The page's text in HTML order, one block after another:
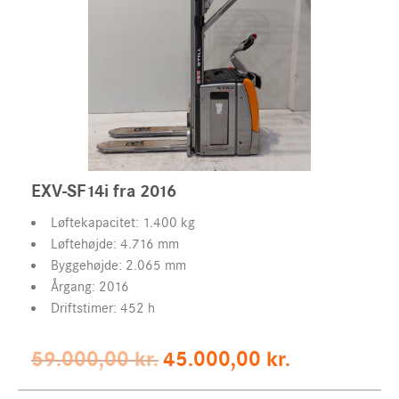
Adresselinje 2
Land
Bekræft e-mail
Din forespørgsel(Påkrævet)
Din forespørgsel(Påkrævet)
EXV-SF14i fra 2016
Løftekapacitet: 1.400 kg
Løftehøjde: 4.716 mm
Byggehøjde: 2.065 mm
Årgang: 2016
Driftstimer: 452 h
59.000,00kr. Original
45.000,00 kr.